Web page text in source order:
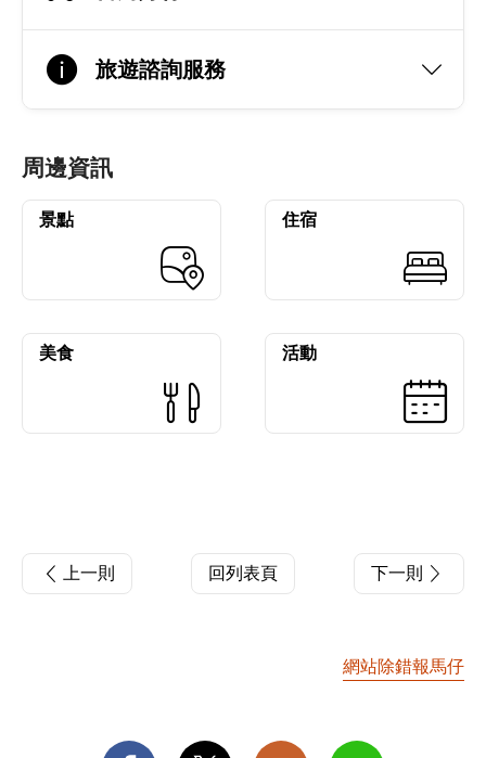
旅遊諮詢服務
周邊資訊
景點 住宿
美食 活動
上一則 回列表頁 下一則
網站除錯報馬仔